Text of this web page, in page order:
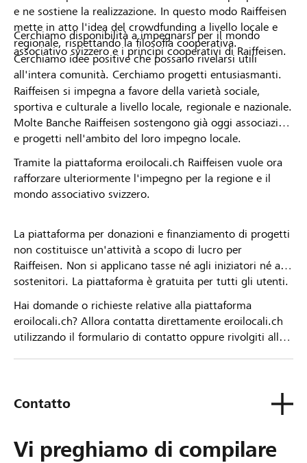
e ne sostiene la realizzazione. In questo modo Raiffeisen
mette in atto l'idea del crowdfunding a livello locale e
regionale, rispettando la filosofia cooperativa.
Cerchiamo idee positive che possano rivelarsi utili
all'intera comunità. Cerchiamo progetti entusiasmanti.
Cerchiamo disponibilità a impegnarsi per il mondo
associativo svizzero e i principi cooperativi di Raiffeisen.
Raiffeisen si impegna a favore della varietà sociale,
sportiva e culturale a livello locale, regionale e nazionale.
Molte Banche Raiffeisen sostengono già oggi associazioni
e progetti nell'ambito del loro impegno locale.
Tramite la piattaforma eroilocali.ch Raiffeisen vuole ora
rafforzare ulteriormente l'impegno per la regione e il
mondo associativo svizzero.
La piattaforma per donazioni e finanziamento di progetti
non costituisce un'attività a scopo di lucro per
Raiffeisen. Non si applicano tasse né agli iniziatori né ai
sostenitori. La piattaforma è gratuita per tutti gli utenti.
Hai domande o richieste relative alla piattaforma
eroilocali.ch? Allora contatta direttamente eroilocali.ch
utilizzando il formulario di contatto oppure rivolgiti alla
Contatto
Vi preghiamo di compilare